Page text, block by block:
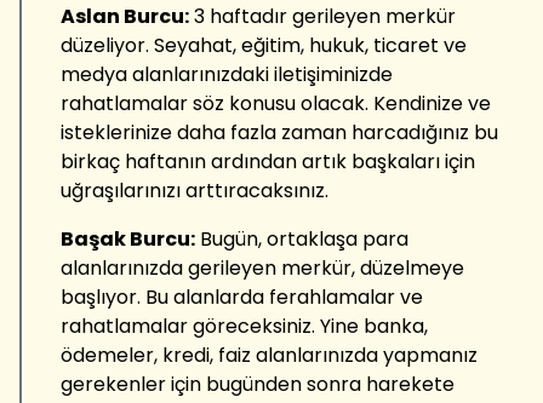
Aslan Burcu:3 haftadır gerileyen merkür
düzeliyor. Seyahat, eğitim, hukuk, ticaret ve
medya alanlarınızdaki iletişiminizde
rahatlamalar söz konusu olacak. Kendinize ve
isteklerinize daha fazla zaman harcadığınız bu
birkaç haftanın ardından artık başkaları için
uğraşılarınızı arttıracaksınız.
Başak Burcu: Bugün, ortaklaşa para
alanlarınızda gerileyen merkür, düzelmeye
başlıyor. Bu alanlarda ferahlamalar ve
rahatlamalar göreceksiniz. Yine banka,
ödemeler, kredi, faiz alanlarınızda yapmanız
gerekenler için bugünden sonra harekete